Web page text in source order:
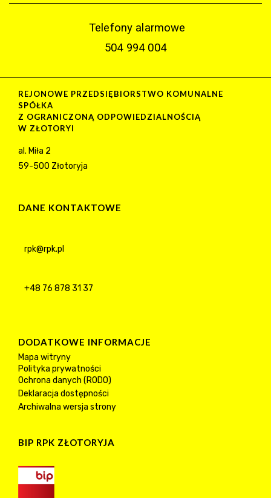
Telefony alarmowe
504 994 004
REJONOWE PRZEDSIĘBIORSTWO KOMUNALNE
SPÓŁKA
Z OGRANICZONĄ ODPOWIEDZIALNOŚCIĄ
W ZŁOTORYI
al. Miła 2
59-500 Złotoryja
DANE KONTAKTOWE
rpk@rpk.pl
+48 76 878 31 37
DODATKOWE INFORMACJE
Mapa witryny
Polityka prywatności
Ochrona danych (RODO)
Deklaracja dostępności
Archiwalna wersja strony
BIP RPK ZŁOTORYJA